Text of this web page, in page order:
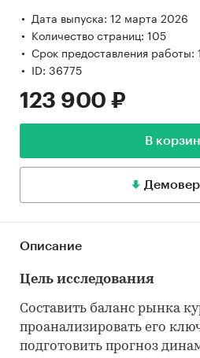
Дата выпуска: 12 марта 2026
Количество страниц: 105
Срок предоставления работы:
ID: 36775
123 900 ₽
В
Описание
Цель исследования
Составить баланс рынка
проанализировать его
подготовить прогноз